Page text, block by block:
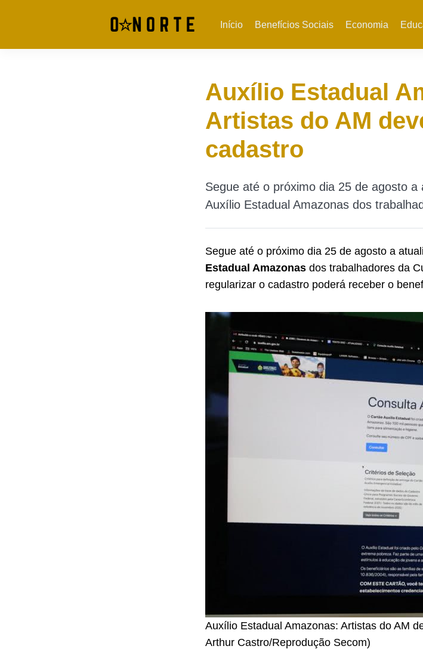
Início Benefícios Sociais Economia
Auxílio Estadual
Artistas do AM
cadastro
Segue até o próximo dia 25 de agosto
Auxílio Estadual Amazonas dos
Segue até o próximo dia 25 de agosto a
Estadual Amazonas dos trabalhadores da
regularizar o cadastro poderá receber o
Auxílio Estadual Amazonas: Artistas do AM
Arthur Castro/Reprodução Secom)